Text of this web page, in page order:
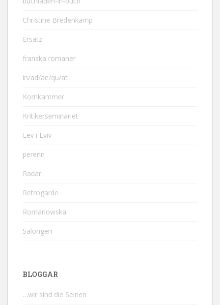
Christine Bredenkamp
Ersatz
franska romaner
in/ad/ae/qu/at
Kornkammer
Kritikerseminariet
Lev i Lviv
perenn
Radar
Retrogarde
Romanowska
Salongen
BLOGGAR
…wir sind die Seinen